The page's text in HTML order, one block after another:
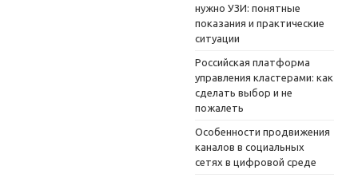
нужно УЗИ: понятные
показания и практические
ситуации
Российская платформа
управления кластерами: как
сделать выбор и не
пожалеть
Особенности продвижения
каналов в социальных
сетях в цифровой среде